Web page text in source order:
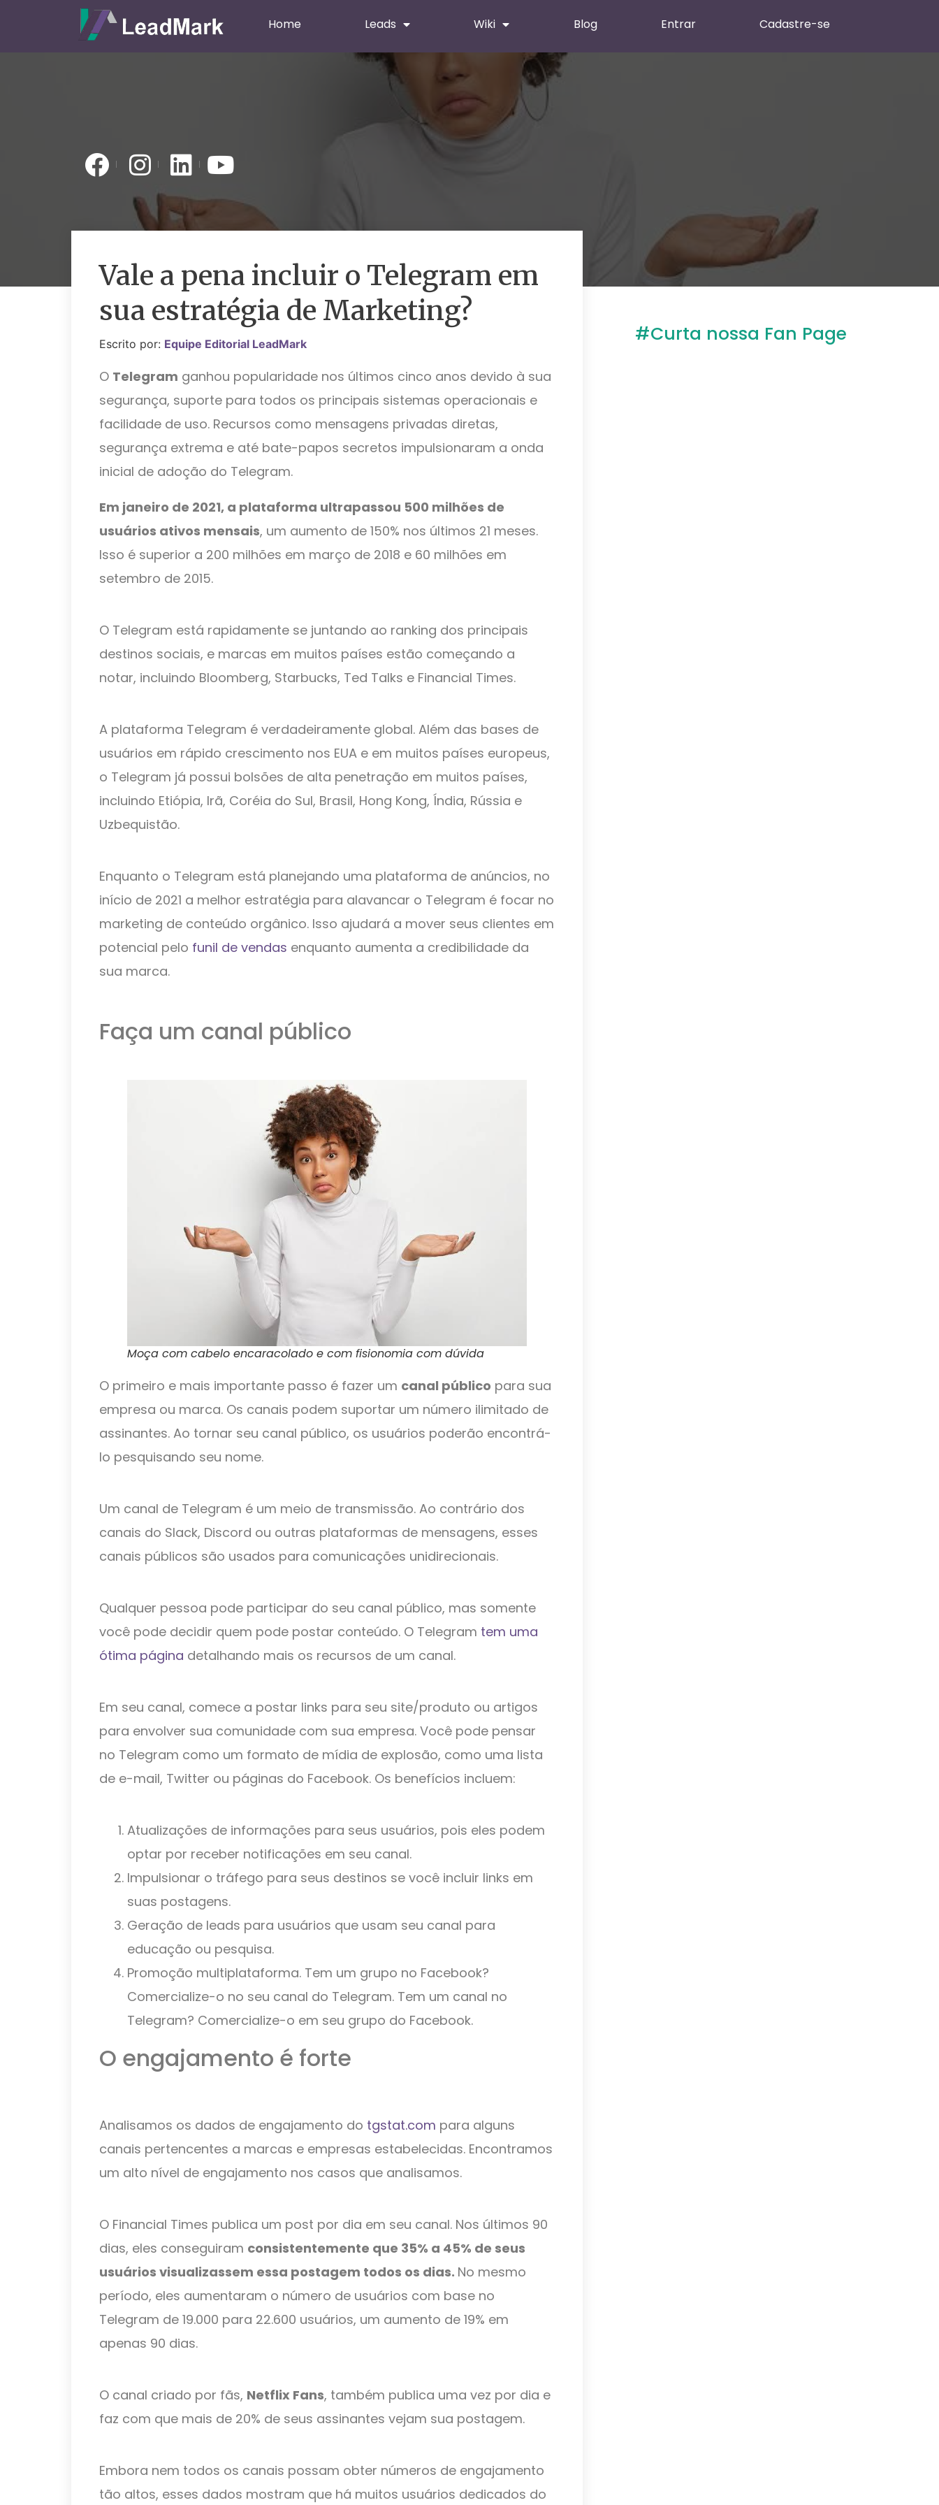
Home Leads Wiki Blog Entrar Cadastre-se
Vale a pena incluir o Telegram em
sua estratégia de Marketing?
Escrito por: Equipe Editorial LeadMark
O Telegram ganhou popularidade nos últimos cinco anos devido à sua
segurança, suporte para todos os principais sistemas operacionais e
facilidade de uso. Recursos como mensagens privadas diretas,
segurança extrema e até bate-papos secretos impulsionaram a onda
inicial de adoção do Telegram.
Em janeiro de 2021, a plataforma ultrapassou 500 milhões de
usuários ativos mensais, um aumento de 150% nos últimos 21 meses.
Isso é superior a 200 milhões em março de 2018 e 60 milhões em
setembro de 2015.
O Telegram está rapidamente se juntando ao ranking dos principais
destinos sociais, e marcas em muitos países estão começando a
notar, incluindo Bloomberg, Starbucks, Ted Talks e Financial Times.
A plataforma Telegram é verdadeiramente global. Além das bases de
usuários em rápido crescimento nos EUA e em muitos países europeus,
o Telegram já possui bolsões de alta penetração em muitos países,
incluindo Etiópia, Irã, Coréia do Sul, Brasil, Hong Kong, Índia, Rússia e
Uzbequistão.
Enquanto o Telegram está planejando uma plataforma de anúncios, no
início de 2021 a melhor estratégia para alavancar o Telegram é focar no
marketing de conteúdo orgânico. Isso ajudará a mover seus clientes em
potencial pelo funil de vendas enquanto aumenta a credibilidade da
sua marca.
Faça um canal público
Moça com cabelo encaracolado e com fisionomia com dúvida
O primeiro e mais importante passo é fazer um canal público para sua
empresa ou marca. Os canais podem suportar um número ilimitado de
assinantes. Ao tornar seu canal público, os usuários poderão encontrá-
lo pesquisando seu nome.
Um canal de Telegram é um meio de transmissão. Ao contrário dos
canais do Slack, Discord ou outras plataformas de mensagens, esses
canais públicos são usados ​​para comunicações unidirecionais.
Qualquer pessoa pode participar do seu canal público, mas somente
você pode decidir quem pode postar conteúdo. O Telegram tem uma
ótima página detalhando mais os recursos de um canal.
Em seu canal, comece a postar links para seu site/produto ou artigos
para envolver sua comunidade com sua empresa. Você pode pensar
no Telegram como um formato de mídia de explosão, como uma lista
de e-mail, Twitter ou páginas do Facebook. Os benefícios incluem:
Atualizações de informações para seus usuários, pois eles podem
optar por receber notificações em seu canal.
Impulsionar o tráfego para seus destinos se você incluir links em
suas postagens.
Geração de leads para usuários que usam seu canal para
educação ou pesquisa.
Promoção multiplataforma. Tem um grupo no Facebook?
Comercialize-o no seu canal do Telegram. Tem um canal no
Telegram? Comercialize-o em seu grupo do Facebook.
O engajamento é forte
Analisamos os dados de engajamento do tgstat.com para alguns
canais pertencentes a marcas e empresas estabelecidas. Encontramos
um alto nível de engajamento nos casos que analisamos.
O Financial Times publica um post por dia em seu canal. Nos últimos 90
dias, eles conseguiram consistentemente que 35% a 45% de seus
usuários visualizassem essa postagem todos os dias. No mesmo
período, eles aumentaram o número de usuários com base no
Telegram de 19.000 para 22.600 usuários, um aumento de 19% em
apenas 90 dias.
O canal criado por fãs, Netflix Fans, também publica uma vez por dia e
faz com que mais de 20% de seus assinantes vejam sua postagem.
Embora nem todos os canais possam obter números de engajamento
tão altos, esses dados mostram que há muitos usuários dedicados do
#Curta nossa Fan Page